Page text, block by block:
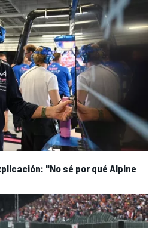
"No sé por qué Alpine